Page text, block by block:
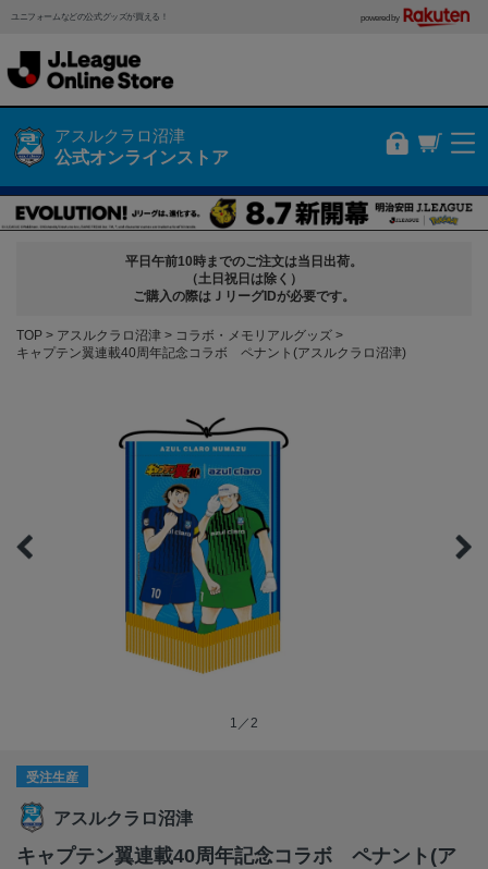
ユニフォームなどの公式グッズが買える！ powered by
アスルクラロ沼津
公式オンラインストア
平日午前10時までのご注文は当日出荷。
（土日祝日は除く）
ご購入の際はＪリーグIDが必要です。
TOP アスルクラロ沼津
コラボ・メモリアルグッズ
キャプテン翼連載40周年記念コラボ ペナント(アスルクラロ沼津)
1／2
受注生産
アスルクラロ沼津
キャプテン翼連載40周年記念コラボ ペナント(ア